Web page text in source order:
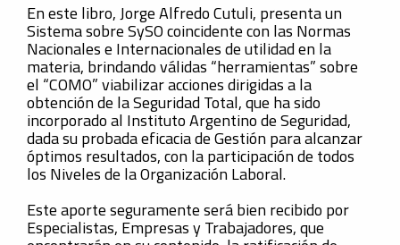
En este libro, Jorge Alfredo Cutuli, presenta un
Sistema sobre SySO coincidente con las Normas
Nacionales e Internacionales de utilidad en la
materia, brindando válidas “herramientas” sobre
el “COMO” viabilizar acciones dirigidas a la
obtención de la Seguridad Total, que ha sido
incorporado al Instituto Argentino de Seguridad,
dada su probada eficacia de Gestión para alcanzar
óptimos resultados, con la participación de todos
los Niveles de la Organización Laboral.
Este aporte seguramente será bien recibido por
Especialistas, Empresas y Trabajadores, que